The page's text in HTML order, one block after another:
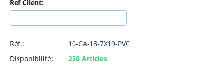
Ref Client:
Réf.:
10-CA-18-7X19-PVC
Disponibilité:
250 Articles